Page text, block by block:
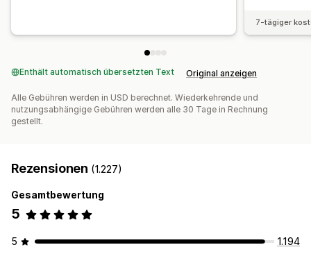
7-tägiger
Enthält automatisch übersetzten Text Original anzeigen
Alle Gebühren werden in USD berechnet. Wiederkehrende und
nutzungsabhängige Gebühren werden alle 30 Tage in Rechnung
gestellt.
Rezensionen (1.227)
Gesamtbewertung
5
5
1.194